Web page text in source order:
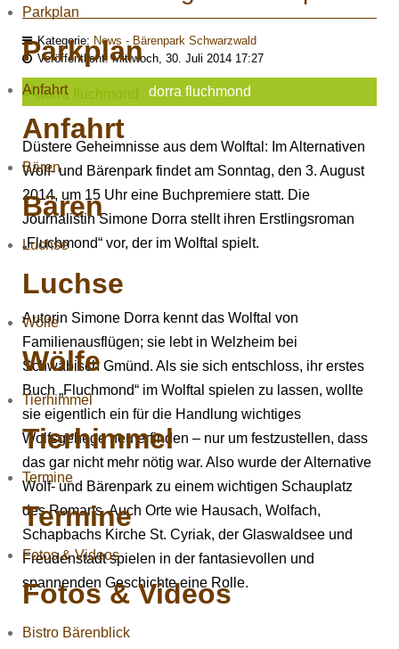
Parkplan
Parkplan
Anfahrt
Anfahrt
Bären
Bären
Luchse
Luchse
Wölfe
Wölfe
Tierhimmel
Tierhimmel
Termine
Termine
Fotos & Videos
Fotos & Videos
Bistro Bärenblick
Kategorie: News - Bärenpark Schwarzwald
Veröffentlicht: Mittwoch, 30. Juli 2014 17:27
dorra fluchmond
Düstere Geheimnisse aus dem Wolftal: Im Alternativen
Wolf- und Bärenpark findet am Sonntag, den 3. August
2014, um 15 Uhr eine Buchpremiere statt. Die
Journalistin Simone Dorra stellt ihren Erstlingsroman
„Fluchmond“ vor, der im Wolftal spielt.
Autorin Simone Dorra kennt das Wolftal von
Familienausflügen; sie lebt in Welzheim bei
Schwäbisch Gmünd. Als sie sich entschloss, ihr erstes
Buch „Fluchmond“ im Wolftal spielen zu lassen, wollte
sie eigentlich ein für die Handlung wichtiges
Wolfsgehege neu erfinden – nur um festzustellen, dass
das gar nicht mehr nötig war. Also wurde der Alternative
Wolf- und Bärenpark zu einem wichtigen Schauplatz
des Romans. Auch Orte wie Hausach, Wolfach,
Schapbachs Kirche St. Cyriak, der Glaswaldsee und
Freudenstadt spielen in der fantasievollen und
spannenden Geschichte eine Rolle.